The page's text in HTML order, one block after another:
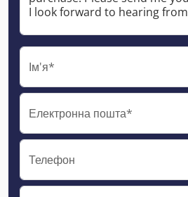
Ім'я*
Електронна пошта*
Телефон